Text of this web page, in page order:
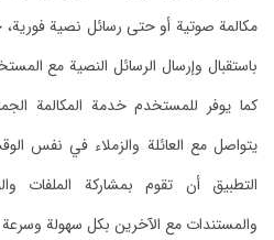
مكالمة صوتية أو حتى رسائل نصية
باستقبال وإرسال الرسائل النصية مع
كما يوفر للمستخدم خدمة المكالمة
يتواصل مع العائلة والزملاء في نفس
التطبيق أن تقوم بمشاركة الملفات
والمستندات مع الآخرين بكل سهولة وسرعة